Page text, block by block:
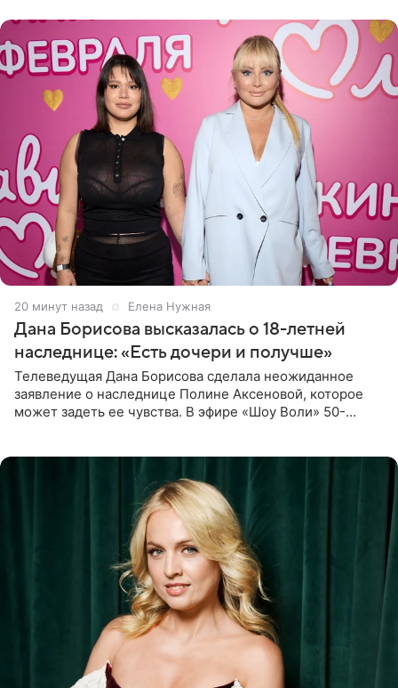
20 минут назад Елена Нужная
Дана Борисова высказалась о 18-летней
наследнице: «Есть дочери и получше»
Телеведущая Дана Борисова сделала неожиданное
заявление о наследнице Полине Аксеновой, которое
может задеть ее чувства. В эфире «Шоу Воли» 50-